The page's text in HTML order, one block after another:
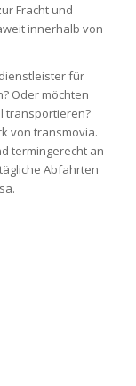
Fracht und
innerhalb von
für
Oder möchten
transportieren?
von transmovia.
termingerecht an
Abfahrten